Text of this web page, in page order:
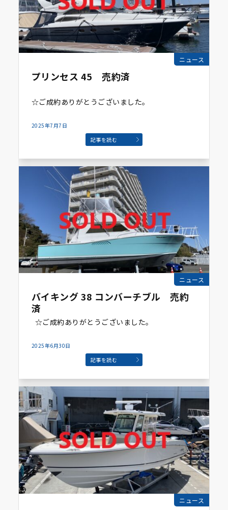
ニュース
プリンセス 45 売約済
☆ご成約ありがとうございました。
2025年7月7日
記事を読む
ニュース
バイキング 38 コンバーチブル 売約
済
☆ご成約ありがとうございました。
2025年6月30日
記事を読む
ニュース